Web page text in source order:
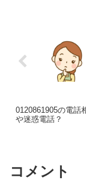
0120861905の電話
や迷惑電話？
コメント